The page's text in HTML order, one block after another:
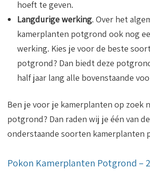
hoeft te geven.
Langdurige werking. Over het
kamerplanten potgrond ook nog
werking. Kies je voor de beste
potgrond? Dan biedt deze
half jaar lang alle bovenstaande
Ben je voor je kamerplanten op zoek
potgrond? Dan raden wij je één van
onderstaande soorten kamerplanten
Pokon Kamerplanten Potgrond –